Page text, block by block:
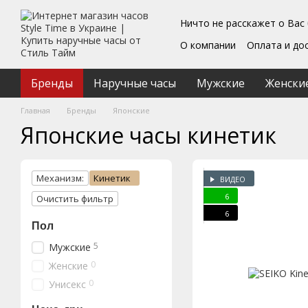
Перейти к основному контенту
Ничто не расскажет о
О компании
Оплата и
Пользовательское
Бренды Наручные часы Мужские
Главная Бренды Японские
Японские часы кинетик
ВИДЕО
6
6
Механизм:
Кинетик
Очистить фильтр
Пол
Мужские 5
Женские 0
Унисекс 0